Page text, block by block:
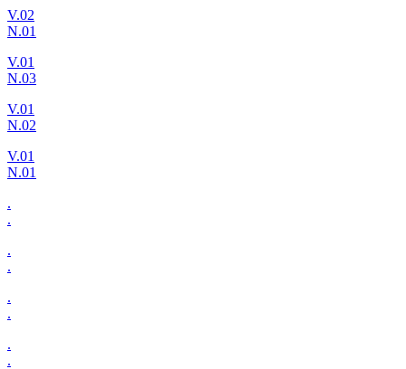
V.02
N.01
V.01
N.03
V.01
N.02
V.01
N.01
.
.
.
.
.
.
.
.